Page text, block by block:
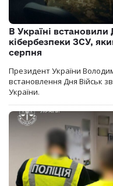
В Україні встановили
кібербезпеки ЗСУ,
серпня
Президент України
встановлення Дня Військ
України.